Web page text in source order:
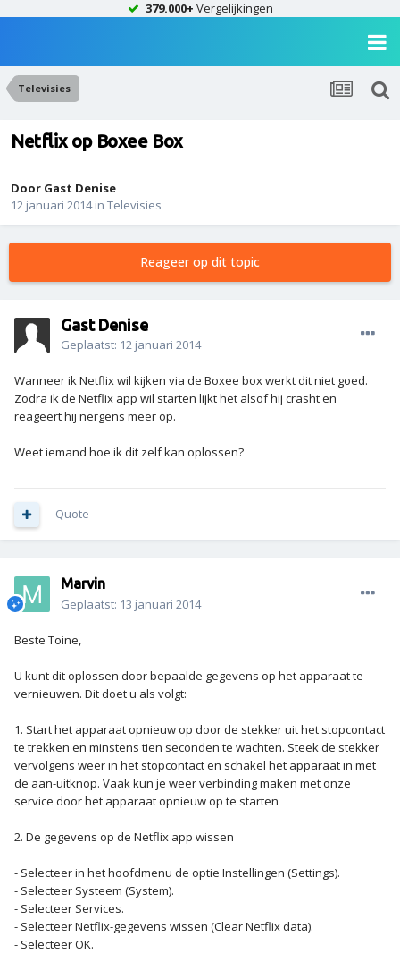
379.000+ Vergelijkingen
Televisies
Netflix op Boxee Box
Door Gast Denise
12 januari 2014in Televisies
Reageer op dit topic
Gast Denise
Geplaatst: 12 januari 2014
Wanneer ik Netflix wil kijken via de Boxee box werkt dit niet goed.
Zodra ik de Netflix app wil starten lijkt het alsof hij crasht en
reageert hij nergens meer op.
Weet iemand hoe ik dit zelf kan oplossen?
Quote
Marvin
Geplaatst: 13 januari 2014
Beste Toine,
U kunt dit oplossen door bepaalde gegevens op het apparaat te
vernieuwen. Dit doet u als volgt:
1. Start het apparaat opnieuw op door de stekker uit het stopcontact
te trekken en minstens tien seconden te wachten. Steek de stekker
vervolgens weer in het stopcontact en schakel het apparaat in met
de aan-uitknop. Vaak kun je weer verbinding maken met onze
service door het apparaat opnieuw op te starten
2. De gegevens op de Netflix app wissen
- Selecteer in het hoofdmenu de optie Instellingen (Settings).
- Selecteer Systeem (System).
- Selecteer Services.
- Selecteer Netflix-gegevens wissen (Clear Netflix data).
- Selecteer OK.